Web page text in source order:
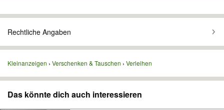
Rechtliche Angaben
Kleinanzeigen Verschenken & Tauschen Verleihen
Das könnte dich auch interessieren